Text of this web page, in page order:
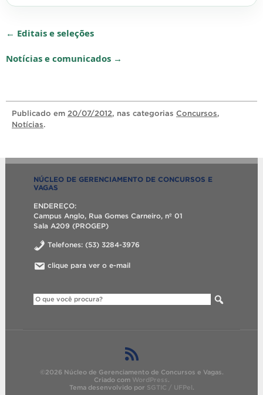
← Editais e seleções
Notícias e comunicados →
Publicado em 20/07/2012, nas categorias Concursos,
Notícias.
NÚCLEO DE GERENCIAMENTO DE CONCURSOS E
VAGAS
ENDEREÇO:
Campus Anglo, Rua Gomes Carneiro, nº 01
Sala A209 (PROGEP)
Telefones: (53) 3284-3976
clique para ver o e-mail
©2026 Núcleo de Gerenciamento de Concursos e Vagas.
Criado com WordPress.
Tema desenvolvido por SGTIC / UFPel .